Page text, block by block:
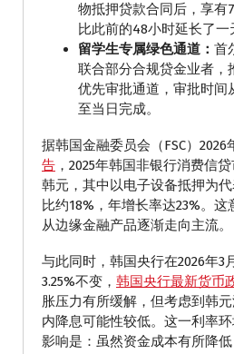
物抵押贷款合同后，享有
比此前的48小时延长了一
留学生专属绿色通道： 首
联合部分合规贷金业者，
优先审批通道，审批时间
至当日完成。
据韩国金融委员会（FSC）2026
告 ，2025年韩国非银行消费信
韩元，其中以电子设备抵押为
比约18%，年增长率达23%。
从边缘金融产品逐渐走向主流。
与此同时，韩国央行在2026年3
3.25%不变， 韩国央行最新货币
胀压力有所缓解，但考虑到韩
内降息可能性较低。这一利率
影响是：虽然资金成本有所降